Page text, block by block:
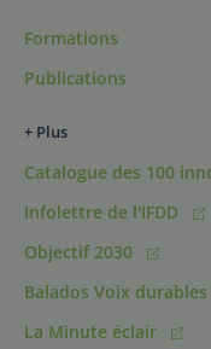
Formations
Publications
+ Plus
Catalogue des 100
Infolettre de l'IFDD
Objectif 2030
Balados Voix durables
La Minute éclair